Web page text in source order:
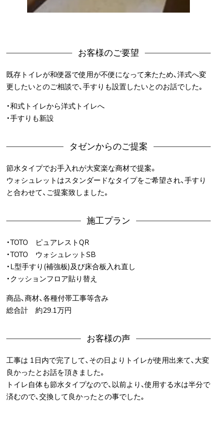
お客様のご要望
既存トイレが和便器で使用が不便になって来たため、洋式へ変
更したいとのご相談で、手すりも設置したいとのお話でした｡
・和式トイレから洋式トイレへ
・手すりも新設
タゼンからのご提案
節水タイプでお手入れが大変楽な商材で提案。
ウォシュレットはスタンダードなタイプをご希望され、手すり
と合わせて、ご提案致しました｡
施工プラン
・TOTO ピュアレストQR
・TOTO ウォシュレットSB
・L型手すり(補強板)及び床合板入れ直し
・クッションフロア貼り替え
商品、商材、各種付帯工事等含み
総合計 約29.1万円
お客様の声
工事は 1日内で完了して、その日よりトイレが使用出来て、大変
良かったとお話を頂きました｡
トイレ自体も節水タイプなので、以前より、使用する水は半分で
済むので、交換して良かったとの事でした｡